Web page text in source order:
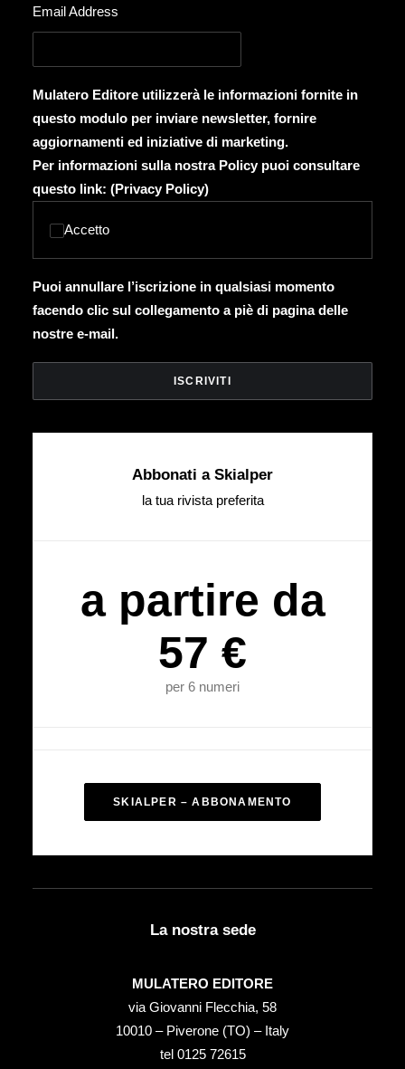
Email Address
Mulatero Editore utilizzerà le informazioni fornite in
questo modulo per inviare newsletter, fornire
aggiornamenti ed iniziative di marketing.
Per informazioni sulla nostra Policy puoi consultare
questo link: (Privacy Policy)
Accetto
Puoi annullare l’iscrizione in qualsiasi momento
facendo clic sul collegamento a piè di pagina delle
nostre e-mail.
Abbonati a Skialper
la tua rivista preferita
a partire da
57 €
per 6 numeri
SKIALPER – ABBONAMENTO
La nostra sede
MULATERO EDITORE
via Giovanni Flecchia, 58
10010 – Piverone (TO) – Italy
tel ‭0125 72615‬